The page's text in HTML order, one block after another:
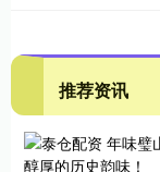
推荐资讯